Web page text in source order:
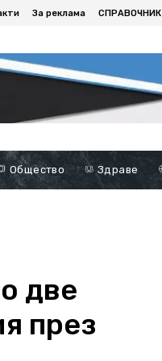
За реклама СПРАВОЧНИК
Общество Здраве
две
през